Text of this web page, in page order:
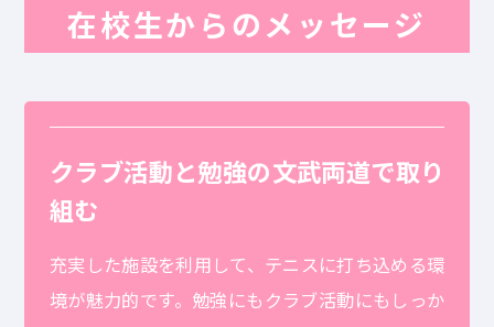
在校生からのメッセージ
クラブ活動と勉強の文武両道で取り
組む
充実した施設を利用して、テニスに打ち込める環
境が魅力的です。勉強にもクラブ活動にもしっか